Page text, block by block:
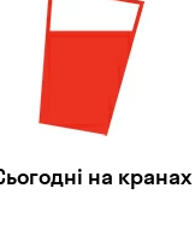
на кранах